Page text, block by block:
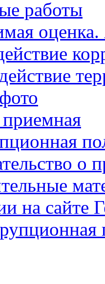
работы
о
на сайте